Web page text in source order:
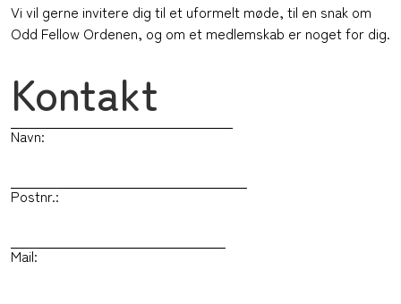
Vi vil gerne invitere dig til et uformelt møde, til en snak om
Odd Fellow Ordenen, og om et medlemskab er noget for dig.
Kontakt
Navn:
Postnr.:
Mail: